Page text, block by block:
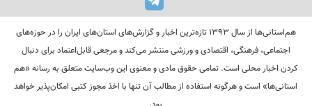
هم‌استانی‌ها از سال ۱۳۹۳ تازه‌ترین اخبار و گزارش‌های استان‌های ایران را در حوزه‌های
اجتماعی، فرهنگی، اقتصادی و ورزشی منتشر می‌کند و مرجعی قابل‌اعتماد برای دنبال
کردن اخبار محلی است. تمامی حقوق مادی و معنوی این وب‌سایت متعلق به رسانه «هم
استانی‌ها» است و هرگونه استفاده از مطالب آن تنها با اخذ مجوز کتبی امکان‌پذیر خواهد